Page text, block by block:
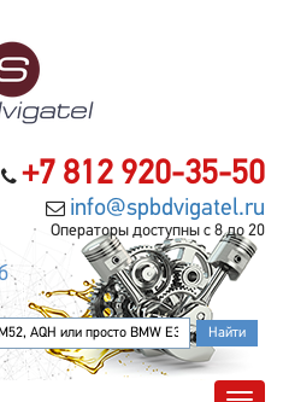
+7 812 920-35-50
info@spbdvigatel.ru
Операторы доступны с 8 до 20